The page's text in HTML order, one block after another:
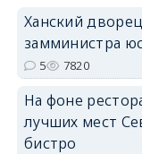
Ханский
замминистра
5 7820
На фоне
лучших мест
бистро